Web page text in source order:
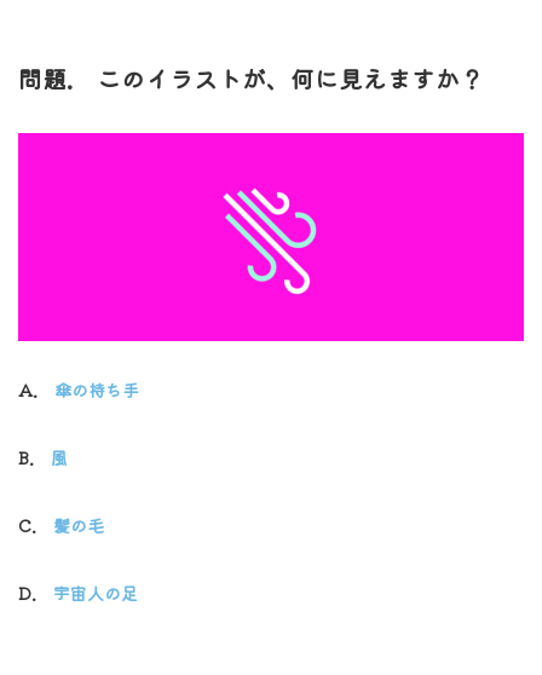
問題. このイラストが、何に見えますか？
A. 傘の持ち手
B. 風
C. 髪の毛
D. 宇宙人の足